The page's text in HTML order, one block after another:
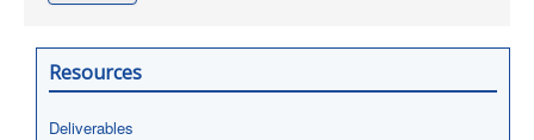
Resources
Deliverables